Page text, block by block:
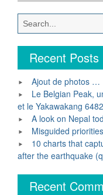
Recent Posts
Ajout de photos …
Le Belgian Peak,
et le Yakawakang
A look on Nepal
Misguided priorities
10 charts that
after the earthquake
Recent